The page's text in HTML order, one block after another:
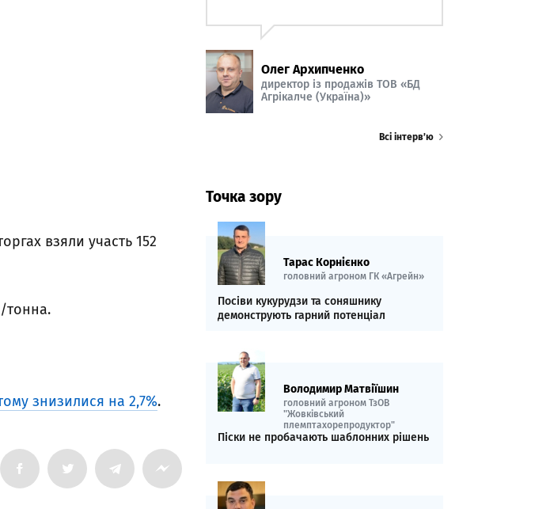
взяли участь 152
тонна.
знизилися на 2,7%.
Олег Архипченко
директор із продажів ТОВ «БД
Агрікалче (Україна)»
Всі інтерв’ю
Точка зору
Тарас Корнієнко
головний агроном ГК «Агрейн»
Посіви кукурудзи та соняшнику
демонструють гарний потенціал
Володимир Матвіїшин
головний агроном ТзОВ
"Жовківський
племптахорепродуктор"
Піски не пробачають шаблонних рішень